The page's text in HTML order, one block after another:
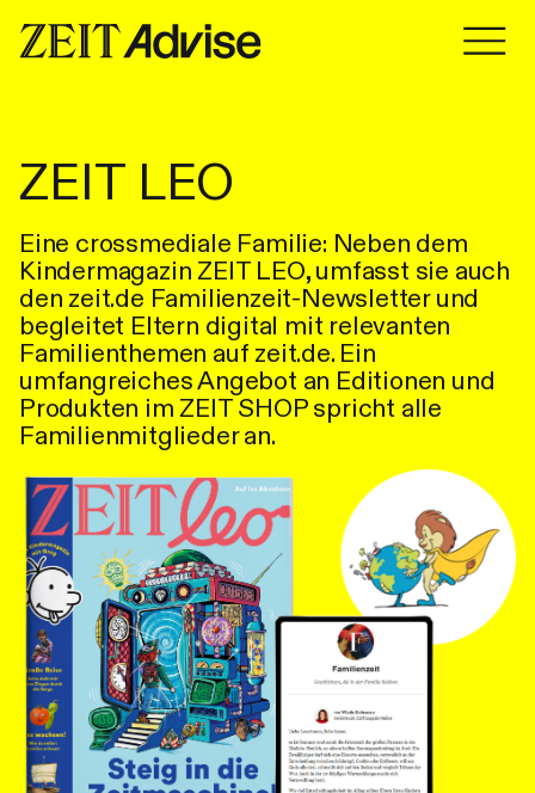
ZEIT LEO
Eine crossmediale Familie: Neben dem
Kindermagazin ZEIT LEO, umfasst sie auch
den zeit.de Familienzeit-Newsletter und
begleitet Eltern digital mit relevanten
Familienthemen auf zeit.de. Ein
umfangreiches Angebot an Editionen und
Produkten im ZEIT SHOP spricht alle
Familienmitglieder an.